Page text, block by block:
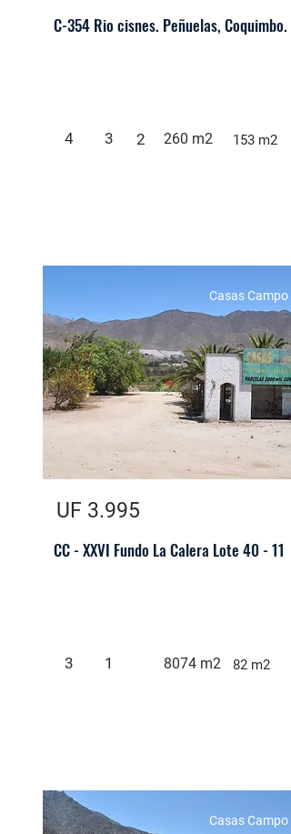
C-354 Rio cisnes. Peñuelas, Coquimbo.
4 3 2 260 m2 153 m2
Casas Campo
UF 3.995
CC - XXVI Fundo La Calera Lote 40 - 11
3 1 8074 m2 82 m2
Casas Campo